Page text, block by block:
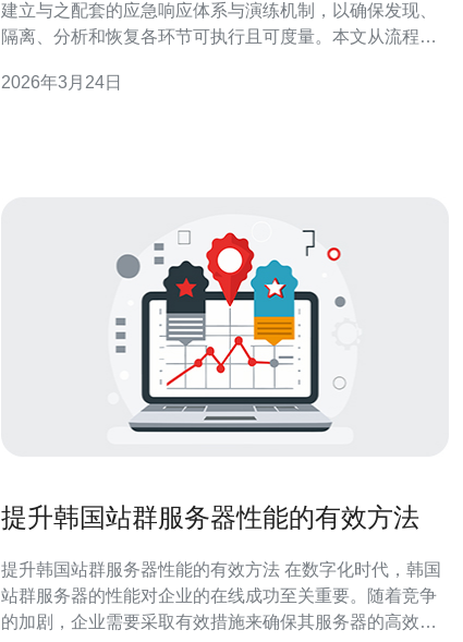
建立与之配套的应急响应体系与演练机制，以确保发现、
隔离、分析和恢复各环节可执行且可度量。本文从流程分
实操建议，便于安全团队快速落地并持续改进。 为什么要
2026年3月24日
提升韩国站群服务器性能的有效方法
提升韩国站群服务器性能的有效方法 在数字化时代，韩国
站群服务器的性能对企业的在线成功至关重要。随着竞争
的加剧，企业需要采取有效措施来确保其服务器的高效运